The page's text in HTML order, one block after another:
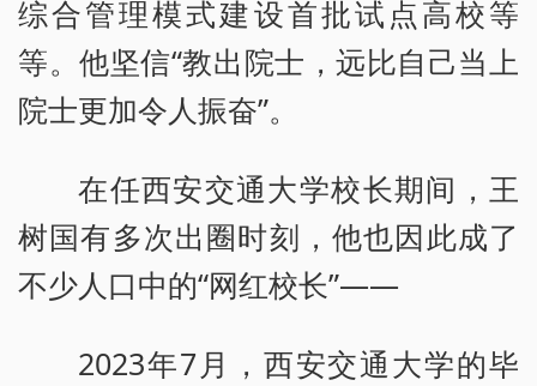
综合管理模式建设首批试点高校等
等。他坚信“教出院士，远比自己当上
院士更加令人振奋”。
在任西安交通大学校长期间，王
树国有多次出圈时刻，他也因此成了
不少人口中的“网红校长”——
2023年7月，西安交通大学的毕